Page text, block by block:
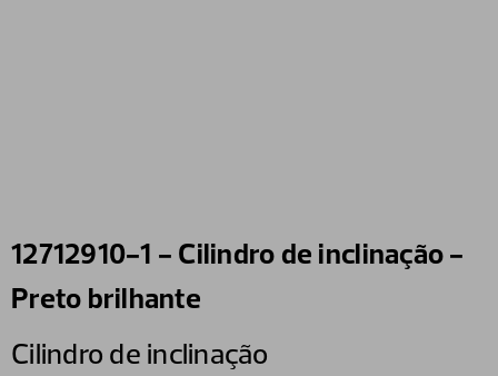
12712910-1 - Cilindro de inclinação -
Preto brilhante
Cilindro de inclinação